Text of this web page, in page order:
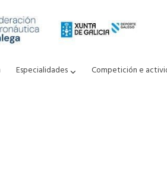
Especialidades Competición e